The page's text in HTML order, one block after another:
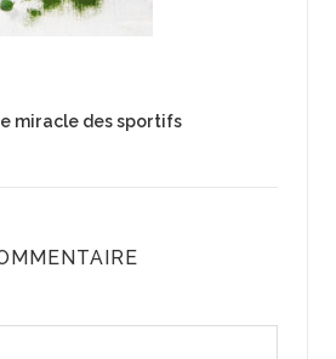
miracle des sportifs